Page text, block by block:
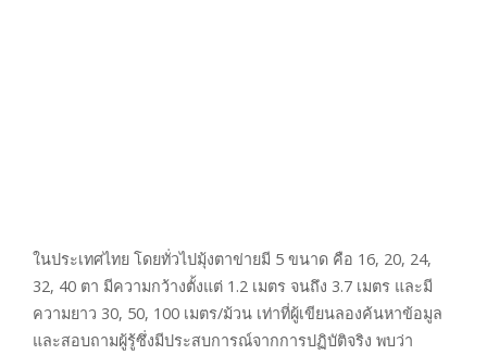
ในประเทศไทย โดยทั่วไปมุ้งตาข่ายมี 5 ขนาด คือ 16, 20, 24,
32, 40 ตา มีความกว้างตั้งแต่ 1.2 เมตร จนถึง 3.7 เมตร และมี
ความยาว 30, 50, 100 เมตร/ม้วน เท่าที่ผู้เขียนลองค้นหาข้อมูล
และสอบถามผู้รู้ซึ่งมีประสบการณ์จากการปฏิบัติจริง พบว่า